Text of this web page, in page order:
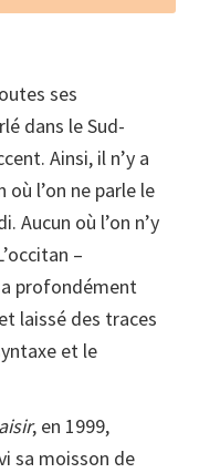
ses
dans le Sud-
Ainsi, il n’y a
l’on ne parle le
Aucun où l’on n’y
–
profondément
laissé des traces
et le
, en 1999,
sa moisson de